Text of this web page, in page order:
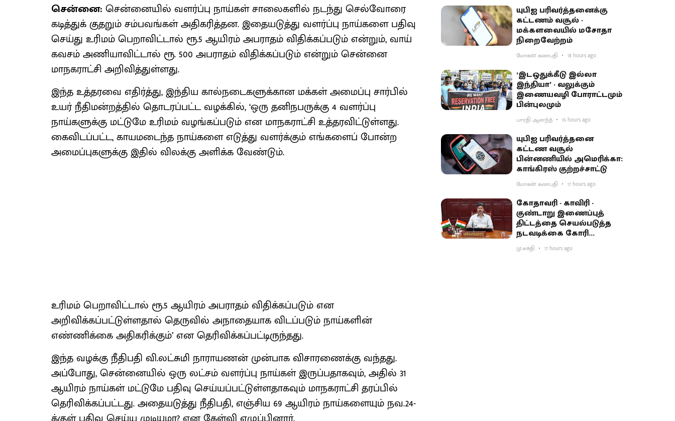
சென்னை: சென்னையில் வளர்ப்பு நாய்கள் சாலைகளில் நடந்து செல்வோரை
கடித்துக் குதறும் சம்பவங்கள் அதிகரித்தன. இதையடுத்து வளர்ப்பு நாய்களை பதிவு
செய்து உரிமம் பெறாவிட்டால் ரூ.5 ஆயிரம் அபராதம் விதிக்கப்படும் என்றும், வாய்
கவசம் அணியாவிட்டால் ரூ. 500 அபராதம் விதிக்கப்படும் என்றும் சென்னை
மாநகராட்சி அறிவித்துள்ளது.
இந்த உத்தரவை எதிர்த்து, இந்திய கால்நடைகளுக்கான மக்கள் அமைப்பு சார்பில்
உயர் நீதிமன்றத்தில் தொடரப்பட்ட வழக்கில், ‘ஒரு தனிநபருக்கு 4 வளர்ப்பு
நாய்களுக்கு மட்டுமே உரிமம் வழங்கப்படும் என மாநகராட்சி உத்தரவிட்டுள்ளது.
கைவிடப்பட்ட, காயமடைந்த நாய்களை எடுத்து வளர்க்கும் எங்களைப் போன்ற
அமைப்புகளுக்கு இதில் விலக்கு அளிக்க வேண்டும்.
உரிமம் பெறாவிட்டால் ரூ.5 ஆயிரம் அபராதம் விதிக்கப்படும் என
அறிவி்க்கப்பட்டுள்ளதால் தெருவில் அநாதையாக விடப்படும் நாய்களின்
எண்ணிக்கை அதிகரிக்கும்’ என தெரிவிக்கப்பட்டிருந்தது.
இந்த வழக்கு நீதிபதி வி.லட்சுமி நாராயணன் முன்பாக விசாரணைக்கு வந்தது.
அப்போது, சென்னையில் ஒரு லட்சம் வளர்ப்பு நாய்கள் இருப்பதாகவும், அதில் 31
ஆயிரம் நாய்கள் மட்டுமே பதிவு செய்யப்பட்டுள்ளதாகவும் மாநகராட்சி தரப்பில்
தெரிவிக்கப்பட்டது. அதையடுத்து நீதிபதி, எஞ்சிய 69 ஆயிரம் நாய்களையும் நவ.24-
யுபிஐ பரிவர்த்தனைக்கு
கட்டணம் வசூல் -
மக்களவையில் மசோதா
நிறைவேற்றம்
மோகன் கணபதி 18 hours ago
‘இடஒதுக்கீடு இல்லா
இந்தியா’ - வலுக்கும்
இணையவழி போராட்டமும்
பின்புலமும்
பாரதி ஆனந்த் 16 hours ago
யுபிஐ பரிவர்த்தனை
கட்டண வசூல்
பின்னணியில் அமெரிக்கா:
காங்கிரஸ் குற்றச்சாட்டு
மோகன் கணபதி 17 hours ago
கோதாவரி - காவிரி -
குண்டாறு இணைப்புத்
திட்டத்தை செயல்படுத்த
நடவடிக்கை கோரி
பிரதமருக்கு முதல்வர்
விஜய் கடிதம்
மு.சக்தி 17 hours ago